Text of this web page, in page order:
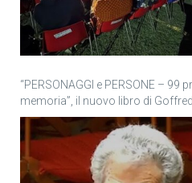
“PERSONAGGI e PERSONE – 99
memoria”, il nuovo libro di